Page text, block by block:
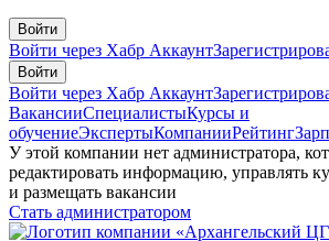
Войти
Войти через Хабр Аккаунт
Войти
Войти через Хабр Аккаунт
ВакансииСпециалистыКурсы и
обучениеЭкспертыКомпанииРейтинг
У этой компании нет администратора,
редактировать информацию, управлять
и размещать вакансии
Стать администратором